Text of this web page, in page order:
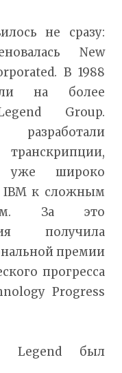
не сразу:
New
В 1988
на более
Group.
уже широко
к сложным
За это
получила
премии
прогресса
Progress
Legend был